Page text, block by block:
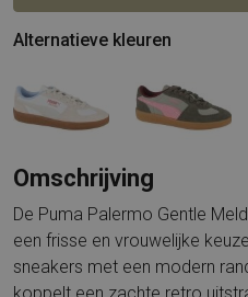
Alternatieve kleuren
Omschrijving
De Puma Palermo Gentle
een frisse en vrouwelijke
sneakers met een modern